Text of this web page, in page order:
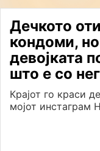
Дечкото
кондоми,
девојката
што е со
Крајот го краси
мојот инстаграм